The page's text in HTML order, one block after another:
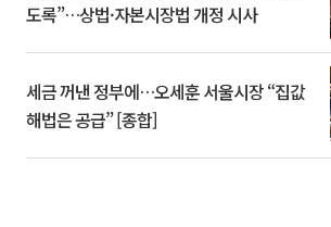
도록”…상법·자본시장법 개정 시사
세금 꺼낸 정부에…오세훈 서울시장 “집값
해법은 공급” [종합]